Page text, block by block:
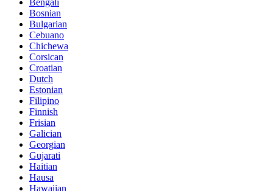
Bosnian
Bulgarian
Cebuano
Chichewa
Corsican
Croatian
Dutch
Estonian
Filipino
Finnish
Frisian
Galician
Georgian
Gujarati
Haitian
Hausa
Hawaiian